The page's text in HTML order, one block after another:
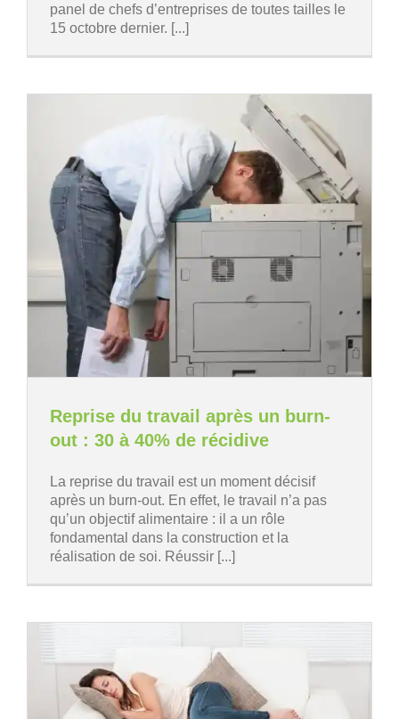
panel de chefs d’entreprises de toutes tailles le
15 octobre dernier. [...]
Reprise du travail après un burn-
out : 30 à 40% de récidive
La reprise du travail est un moment décisif
après un burn-out. En effet, le travail n’a pas
qu’un objectif alimentaire : il a un rôle
fondamental dans la construction et la
réalisation de soi. Réussir [...]